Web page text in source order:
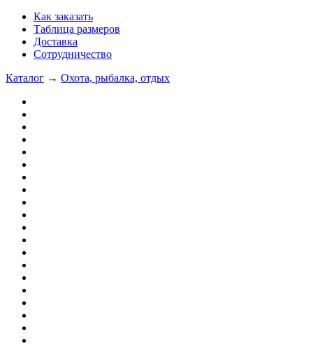
Как заказать
Таблица размеров
Доставка
Сотрудничество
Каталог → Охота, рыбалка, отдых